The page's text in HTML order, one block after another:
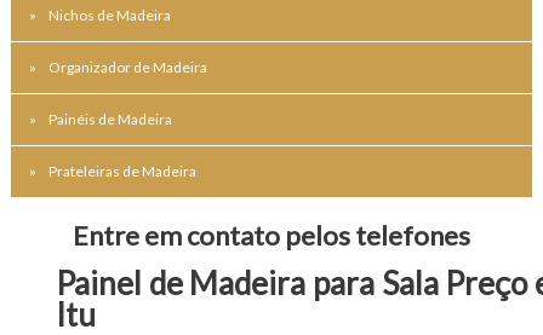
Nichos de Madeira
Organizador de Madeira
Painéis de Madeira
Prateleiras de Madeira
Entre em contato pelos telefones
Painel de Madeira para Sala Preço
Itu